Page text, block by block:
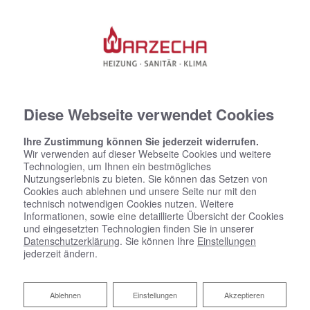
Diese Webseite verwendet Cookies
Ihre Zustimmung können Sie jederzeit widerrufen.
Wir verwenden auf dieser Webseite Cookies und weitere
Technologien, um Ihnen ein bestmögliches
Nutzungserlebnis zu bieten. Sie können das Setzen von
Cookies auch ablehnen und unsere Seite nur mit den
technisch notwendigen Cookies nutzen. Weitere
Informationen, sowie eine detaillierte Übersicht der Cookies
und eingesetzten Technologien finden Sie in unserer
Datenschutzerklärung. Sie können Ihre Einstellungen
jederzeit ändern.
Akzeptieren
Einstellungen
Ablehnen
Ablehnen